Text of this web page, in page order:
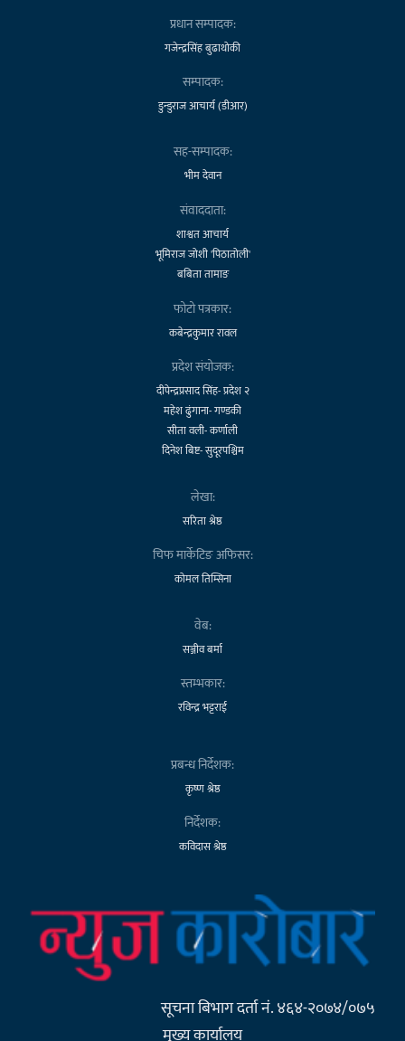
प्रधान सम्पादक:
गजेन्द्रसिंह बुढाथोकी
सम्पादक:
डुन्डुराज आचार्य (डीआर)
सह-सम्पादक:
भीम देवान
संवाददाता:
शाश्वत आचार्य
भूमिराज जोशी 'पिठातोली'
बबिता तामाङ
फोटो पत्रकार:
कबेन्द्रकुमार रावल
प्रदेश संयोजक:
दीपेन्द्रप्रसाद सिंह- प्रदेश २
महेश ढुंगाना- गण्डकी
सीता वली- कर्णाली
दिनेश बिष्ट- सुदूरपश्चिम
लेखा:
सरिता श्रेष्ठ
चिफ मार्केटिङ अफिसर:
कोमल तिम्सिना
वेब:
सञ्जीव बर्मा
स्तम्भकार:
रविन्द्र भट्टराई
प्रबन्ध निर्देशक:
कृष्ण श्रेष्ठ
निर्देशक:
कविदास श्रेष्ठ
सूचना बिभाग दर्ता नं. ४६४-२०७४/०७५